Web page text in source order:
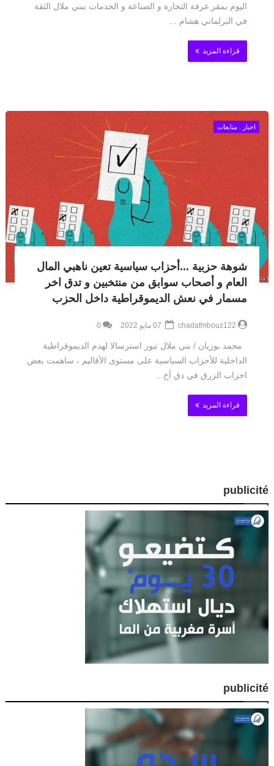
اليوم بمقر غرفة التجارة و الصناعة و الخدمات ببني ملال الثقة
في البرلماني هشام ...
قراءة المزيد
اخبار . متابعات
شوهة حزبية ...أحزاب سياسية تعين ناهبي المال
العام و أصحاب سوابق من منتخبين و تدق اخر
مسمار في نعش الديموقراطية داخل الحزب
chadafmbouz122
0
محمد بوزيان / بني ملال نيوز استرسالا لهدم الديموقراطية
الداخلية للأحزاب السياسية على مستوى الأقاليم ، ساهمت بعض
احزاب الزرق في دق أخ...
قراءة المزيد
publicité
publicité